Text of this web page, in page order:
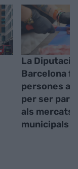
La
Barcelona
persones a
per ser
als mercats
municipals